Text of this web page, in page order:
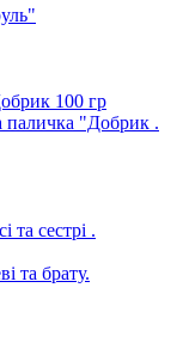
100 гр
"Добрик .
та сестрі .
та брату.